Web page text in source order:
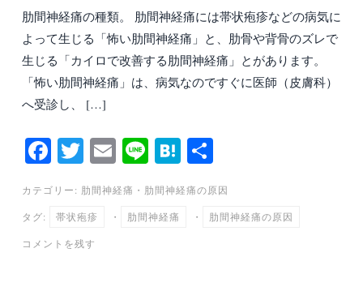
肋間神経痛の種類。 肋間神経痛には帯状疱疹などの病気に
よって生じる「怖い肋間神経痛」と、肋骨や背骨のズレで
生じる「カイロで改善する肋間神経痛」とがあります。
「怖い肋間神経痛」は、病気なのですぐに医師（皮膚科）
へ受診し、 […]
Fa
bo
ok
T
tte
r
E
ail
Li H
en
カテゴリー: 肋間神経痛 ・ 肋間神経痛の原因
タグ: 帯状疱疹 ・ 肋間神経痛 ・ 肋間神経痛の原因
コメントを残す